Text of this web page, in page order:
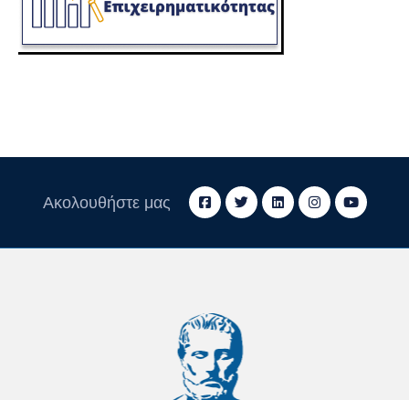
Ακολουθήστε μας